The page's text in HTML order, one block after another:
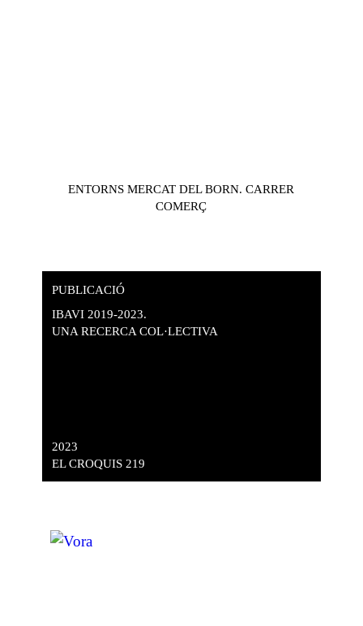
ENTORNS MERCAT DEL BORN. CARRER
COMERÇ
PUBLICACIÓ
IBAVI 2019-2023.
UNA RECERCA COL·LECTIVA
2023
EL CROQUIS 219